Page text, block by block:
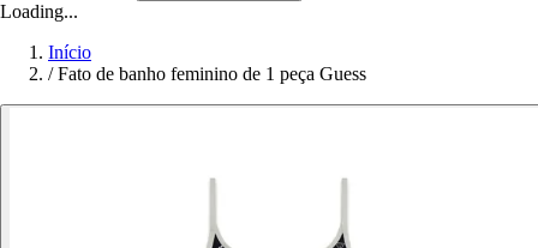
Loading...
Início
/ Fato de banho feminino de 1 peça Guess